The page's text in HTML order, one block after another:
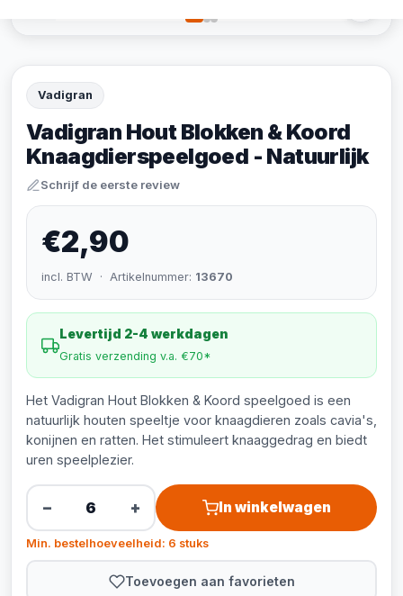
Vadigran
Vadigran Hout Blokken & Koord
Knaagdierspeelgoed - Natuurlijk
Schrijf de eerste review
€2,90
incl. BTW · Artikelnummer: 13670
Levertijd 2-4 werkdagen
Gratis verzending v.a. €70*
Het Vadigran Hout Blokken & Koord speelgoed is een
natuurlijk houten speeltje voor knaagdieren zoals cavia's,
konijnen en ratten. Het stimuleert knaaggedrag en biedt
uren speelplezier.
− + In winkelwagen
Min. bestelhoeveelheid: 6 stuks
Toevoegen aan favorieten